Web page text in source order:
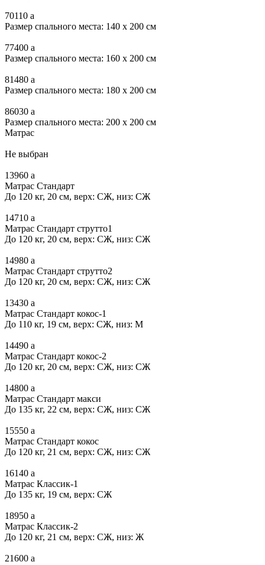
70110 a
Размер спального места: 140 x 200 см
77400 a
Размер спального места: 160 x 200 см
81480 a
Размер спального места: 180 x 200 см
86030 a
Размер спального места: 200 x 200 см
Матрас
Не выбран
13960 a
Матрас Стандарт
До 120 кг, 20 см, верх: СЖ, низ: СЖ
14710 a
Матрас Стандарт струтто1
До 120 кг, 20 см, верх: СЖ, низ: СЖ
14980 a
Матрас Стандарт струтто2
До 120 кг, 20 см, верх: СЖ, низ: СЖ
13430 a
Матрас Стандарт кокос-1
До 110 кг, 19 см, верх: СЖ, низ: М
14490 a
Матрас Стандарт кокос-2
До 120 кг, 20 см, верх: СЖ, низ: СЖ
14800 a
Матрас Стандарт макси
До 135 кг, 22 см, верх: СЖ, низ: СЖ
15550 a
Матрас Стандарт кокос
До 120 кг, 21 см, верх: СЖ, низ: СЖ
16140 a
Матрас Классик-1
До 135 кг, 19 см, верх: СЖ
18950 a
Матрас Классик-2
До 120 кг, 21 см, верх: СЖ, низ: Ж
21600 a